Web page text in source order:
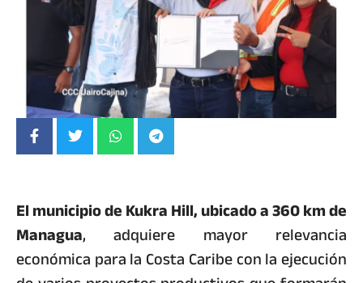
El municipio de Kukra Hill, ubicado a 360 km de
Managua, adquiere mayor relevancia
económica para la Costa Caribe con la ejecución